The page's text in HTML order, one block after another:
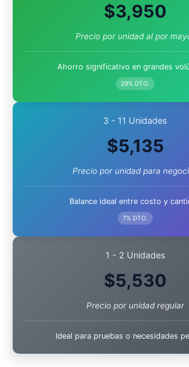
$3,950
Precio por unidad al por
Ahorro significativo en grandes
29% DTO.
3 - 11 Unidades
$5,135
Precio por unidad para
Balance ideal entre costo y
7% DTO.
1 - 2 Unidades
$5,530
Precio por unidad regular
Ideal para pruebas o necesidades